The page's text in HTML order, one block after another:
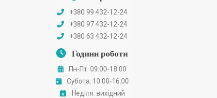
+380 99 432-12-24
+380 97 432-12-24
+380 63 432-12-24
Години роботи
Пн-Пт: 09:00-18:00
Субота: 10:00-16:00
Неділя: вихідний